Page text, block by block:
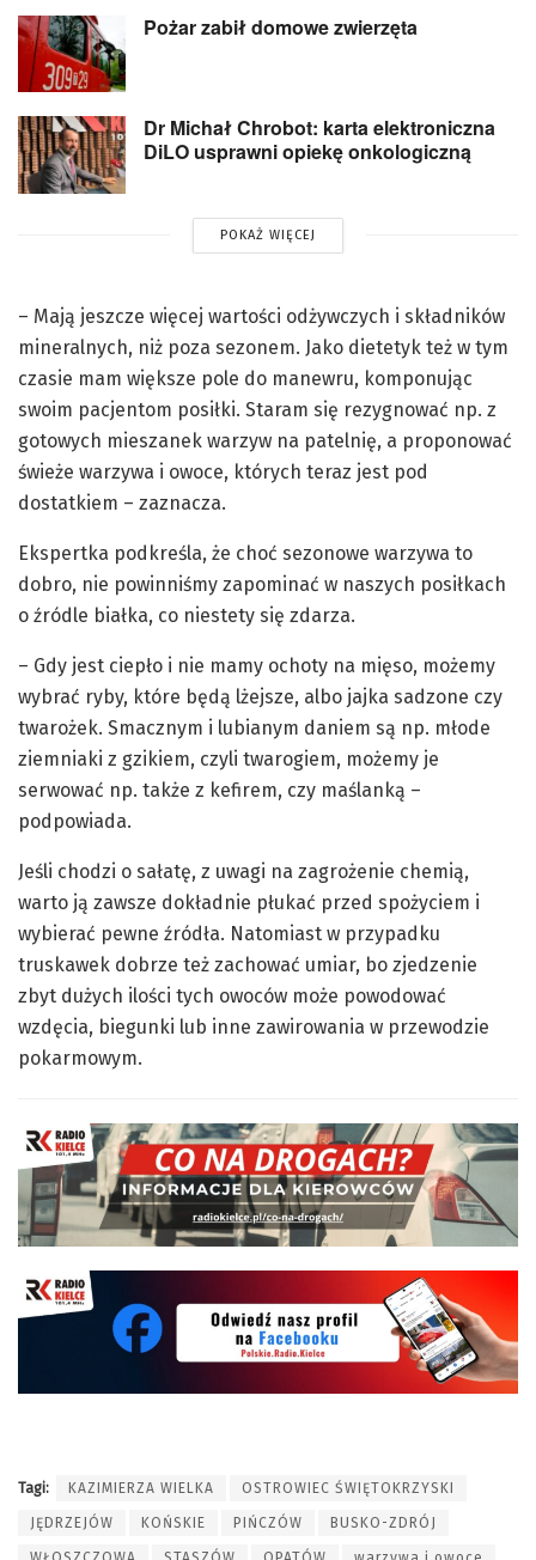
Pożar zabił domowe zwierzęta
Dr Michał Chrobot: karta elektroniczna
DiLO usprawni opiekę onkologiczną
POKAŻ WIĘCEJ
– Mają jeszcze więcej wartości odżywczych i składników
mineralnych, niż poza sezonem. Jako dietetyk też w tym
czasie mam większe pole do manewru, komponując
swoim pacjentom posiłki. Staram się rezygnować np. z
gotowych mieszanek warzyw na patelnię, a proponować
świeże warzywa i owoce, których teraz jest pod
dostatkiem – zaznacza.
Ekspertka podkreśla, że choć sezonowe warzywa to
dobro, nie powinniśmy zapominać w naszych posiłkach
o źródle białka, co niestety się zdarza.
– Gdy jest ciepło i nie mamy ochoty na mięso, możemy
wybrać ryby, które będą lżejsze, albo jajka sadzone czy
twarożek. Smacznym i lubianym daniem są np. młode
ziemniaki z gzikiem, czyli twarogiem, możemy je
serwować np. także z kefirem, czy maślanką –
podpowiada.
Jeśli chodzi o sałatę, z uwagi na zagrożenie chemią,
warto ją zawsze dokładnie płukać przed spożyciem i
wybierać pewne źródła. Natomiast w przypadku
truskawek dobrze też zachować umiar, bo zjedzenie
zbyt dużych ilości tych owoców może powodować
wzdęcia, biegunki lub inne zawirowania w przewodzie
pokarmowym.
Tagi: KAZIMIERZA WIELKA OSTROWIEC ŚWIĘTOKRZYSKI
JĘDRZEJÓW KOŃSKIE PIŃCZÓW BUSKO-ZDRÓJ